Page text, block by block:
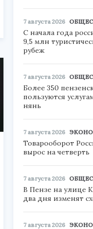
7 августа 2026
С начала года
9,5 млн
рубеж
7 августа 2026
Более 350
пользуются
нянь
7 августа 2026
Товарооборот
вырос на четверть
7 августа 2026
В Пензе на улице
два дня изменят
7 августа 2026